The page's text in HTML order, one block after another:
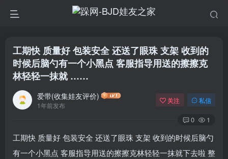
工期快 质量好 包装安全 还送了眼珠 支架 收到的
时候后脑勺有一个小黑点 客服指导用送的擦擦克
林轻轻一抹就 ……
爱带(收集娃友评价)
1年前发布
关注 私信
0 1
工期快 质量好 包装安全 还送了眼珠 支架 收到的时候后脑勺
有一个小黑点 客服指导用送的擦擦克林轻轻一抹就下去啦 整